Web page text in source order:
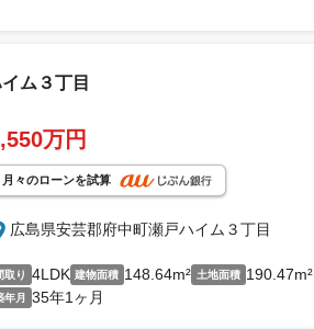
ム３丁目
万円
月々のローンを試算
広島県安芸郡府中町瀬戸ハイム３丁目
取り 4LDK 建物面積 148.64m² 土地面積 190.47m²
年月 35年1ヶ月